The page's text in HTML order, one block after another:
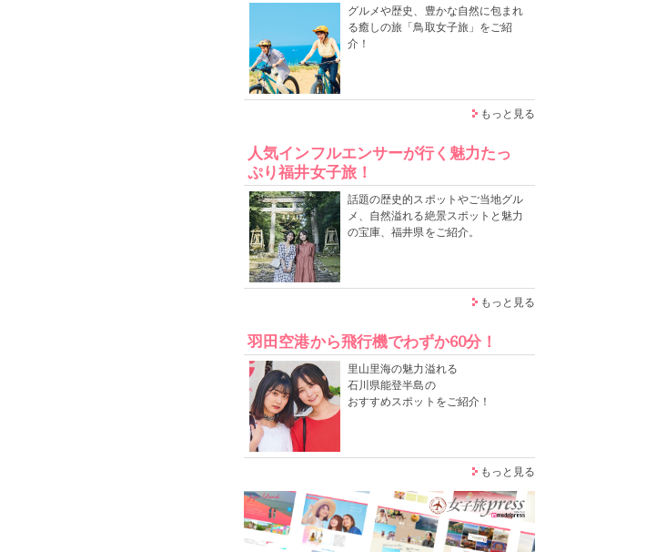
グルメや歴史、豊かな自然に包まれ
る癒しの旅「鳥取女子旅」をご紹
介！
もっと見る
人気インフルエンサーが行く魅力たっ
ぷり福井女子旅！
話題の歴史的スポットやご当地グル
メ、自然溢れる絶景スポットと魅力
の宝庫、福井県をご紹介。
もっと見る
羽田空港から飛行機でわずか60分！
里山里海の魅力溢れる
石川県能登半島の
おすすめスポットをご紹介！
もっと見る